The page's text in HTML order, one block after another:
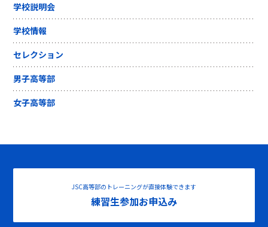
学校説明会
学校情報
セレクション
男子高等部
女子高等部
JSC高等部のトレーニングが直接体験できます
練習生参加お申込み